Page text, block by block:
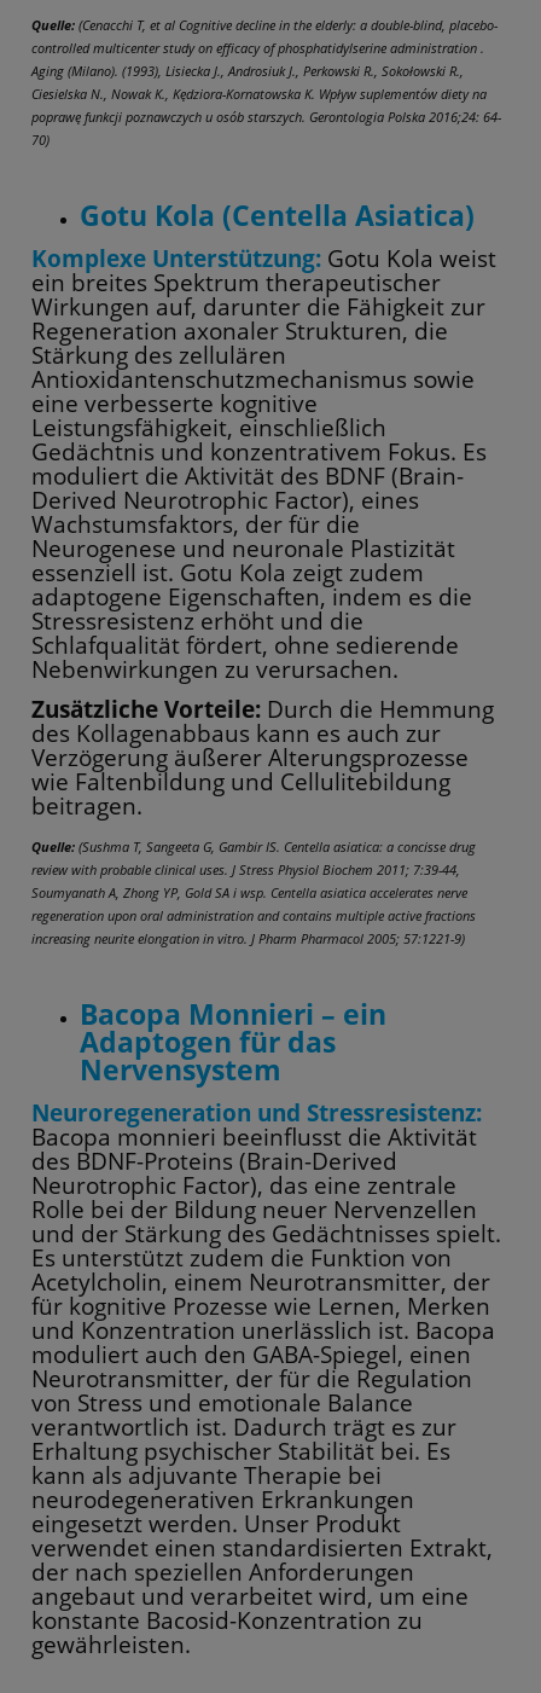
Quelle: (Cenacchi T, et al Cognitive decline in the elderly: a double-blind, placebo-
controlled multicenter study on efficacy of phosphatidylserine administration .
Aging (Milano). (1993), Lisiecka J., Androsiuk J., Perkowski R., Sokołowski R.,
Ciesielska N., Nowak K., Kędziora-Kornatowska K. Wpływ suplementów diety na
poprawę funkcji poznawczych u osób starszych. Gerontologia Polska 2016;24: 64-
70)
Gotu Kola (Centella Asiatica)
Komplexe Unterstützung: Gotu Kola weist
ein breites Spektrum therapeutischer
Wirkungen auf, darunter die Fähigkeit zur
Regeneration axonaler Strukturen, die
Stärkung des zellulären
Antioxidantenschutzmechanismus sowie
eine verbesserte kognitive
Leistungsfähigkeit, einschließlich
Gedächtnis und konzentrativem Fokus. Es
moduliert die Aktivität des BDNF (Brain-
Derived Neurotrophic Factor), eines
Wachstumsfaktors, der für die
Neurogenese und neuronale Plastizität
essenziell ist. Gotu Kola zeigt zudem
adaptogene Eigenschaften, indem es die
Stressresistenz erhöht und die
Schlafqualität fördert, ohne sedierende
Nebenwirkungen zu verursachen.
Zusätzliche Vorteile: Durch die Hemmung
des Kollagenabbaus kann es auch zur
Verzögerung äußerer Alterungsprozesse
wie Faltenbildung und Cellulitebildung
beitragen.
Quelle: (Sushma T, Sangeeta G, Gambir IS. Centella asiatica: a concisse drug
review with probable clinical uses. J Stress Physiol Biochem 2011; 7:39-44,
Soumyanath A, Zhong YP, Gold SA i wsp. Centella asiatica accelerates nerve
regeneration upon oral administration and contains multiple active fractions
increasing neurite elongation in vitro. J Pharm Pharmacol 2005; 57:1221-9)
Bacopa Monnieri – ein
Adaptogen für das
Nervensystem
Neuroregeneration und Stressresistenz:
Bacopa monnieri beeinflusst die Aktivität
des BDNF-Proteins (Brain-Derived
Neurotrophic Factor), das eine zentrale
Rolle bei der Bildung neuer Nervenzellen
und der Stärkung des Gedächtnisses spielt.
Es unterstützt zudem die Funktion von
Acetylcholin, einem Neurotransmitter, der
für kognitive Prozesse wie Lernen, Merken
und Konzentration unerlässlich ist. Bacopa
moduliert auch den GABA-Spiegel, einen
Neurotransmitter, der für die Regulation
von Stress und emotionale Balance
verantwortlich ist. Dadurch trägt es zur
Erhaltung psychischer Stabilität bei. Es
kann als adjuvante Therapie bei
neurodegenerativen Erkrankungen
eingesetzt werden. Unser Produkt
verwendet einen standardisierten Extrakt,
der nach speziellen Anforderungen
angebaut und verarbeitet wird, um eine
konstante Bacosid-Konzentration zu
gewährleisten.